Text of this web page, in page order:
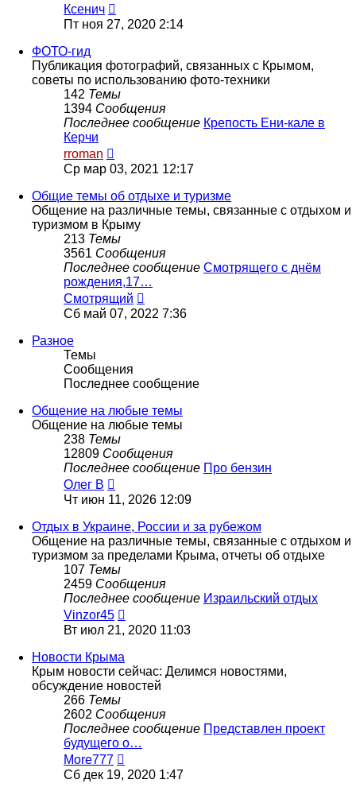
Ксенич
к
последнему
Пт ноя 27, 2020 2:14
ФОТО-гид
Публикация фотографий, связанных с Крымом,
советы по использованию фото-техники
142 Темы
1394 Сообщения
Последнее сообщение Крепость Ени-кале в
Керчи
rroman
к
последнему
сообщению
Ср мар 03, 2021 12:17
Общие темы об отдыхе и туризме
Общение на различные темы, связанные с отдыхом и
туризмом в Крыму
213 Темы
3561 Сообщения
Последнее сообщение Смотрящего с днём
рождения,17…
Смотрящий
к
Сб май 07, 2022 7:36
Разное
Темы
Сообщения
Последнее сообщение
Общение на любые темы
Общение на любые темы
238 Темы
12809 Сообщения
Последнее сообщение Про бензин
Олег В
к
последнему
сообщению
Чт июн 11, 2026 12:09
Отдых в Украине, России и за рубежом
Общение на различные темы, связанные с отдыхом и
туризмом за пределами Крыма, отчеты об отдыхе
107 Темы
2459 Сообщения
Последнее сообщение Израильский отдых
Vinzor45
к
Вт июл 21, 2020 11:03
Новости Крыма
Крым новости сейчас: Делимся новостями,
обсуждение новостей
266 Темы
2602 Сообщения
Последнее сообщение Представлен проект
будущего о…
More777
к
Сб дек 19, 2020 1:47